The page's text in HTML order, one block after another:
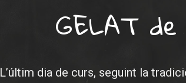
GELAT
L’últim dia de curs, seguint la